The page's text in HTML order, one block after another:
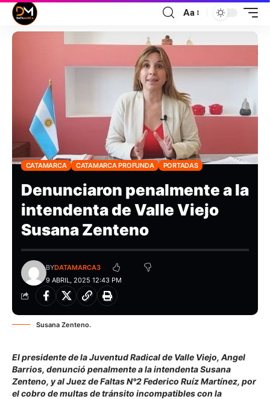
Aa
CATAMARCA CATAMARCA PROFUNDA PORTADAS
Denunciaron penalmente a la
intendenta de Valle Viejo
Susana Zenteno
9 ABRIL, 2025 12:43 PM
BYDATAMARCA3
Susana Zenteno.
El presidente de la Juventud Radical de Valle Viejo, Angel
Barrios, denunció penalmente a la intendenta Susana
Zenteno, y al Juez de Faltas N°2 Federico Ruíz Martínez, por
el cobro de multas de tránsito incompatibles con la